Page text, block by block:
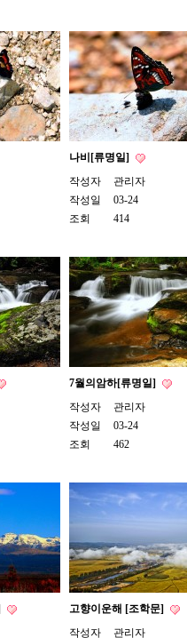
나비[류명일]
작성자
관리자
작성일
03-24
조회
414
7월의암하[류명일]
작성자
관리자
작성일
03-24
조회
462
고향이운해 [조학문]
작성자
관리자